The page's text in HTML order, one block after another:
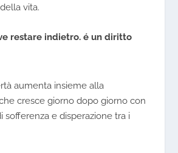
vita.
restare indietro. é un diritto
aumenta insieme alla
cresce giorno dopo giorno con
sofferenza e disperazione tra i